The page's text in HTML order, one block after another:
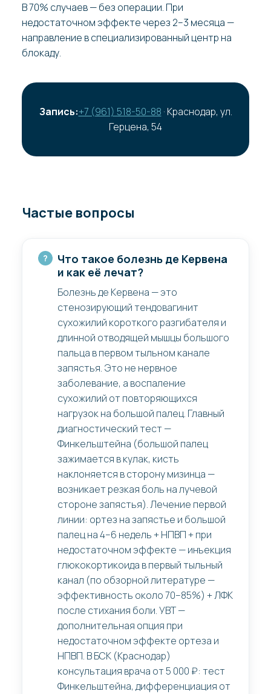
В 70% случаев — без операции. При
недостаточном эффекте через 2–3 месяца —
направление в специализированный центр на
блокаду.
Запись:+7 (961) 518-50-88 · Краснодар, ул.
Герцена, 54
Частые вопросы
Что такое болезнь де Кервена
и как её лечат?
Болезнь де Кервена — это
стенозирующий тендовагинит
сухожилий короткого разгибателя и
длинной отводящей мышцы большого
пальца в первом тыльном канале
запястья. Это не нервное
заболевание, а воспаление
сухожилий от повторяющихся
нагрузок на большой палец. Главный
диагностический тест —
Финкельштейна (большой палец
зажимается в кулак, кисть
наклоняется в сторону мизинца —
возникает резкая боль на лучевой
стороне запястья). Лечение первой
линии: ортез на запястье и большой
палец на 4–6 недель + НПВП + при
недостаточном эффекте — инъекция
глюкокортикоида в первый тыльный
канал (по обзорной литературе —
эффективность около 70–85%) + ЛФК
после стихания боли. УВТ —
дополнительная опция при
недостаточном эффекте ортеза и
НПВП. В БСК (Краснодар)
консультация врача от 5 000 ₽: тест
Финкельштейна, дифференциация от